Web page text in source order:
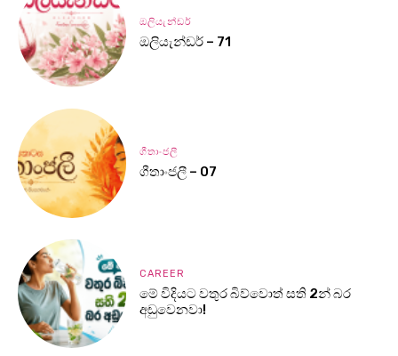
ඔලියැන්ඩර්
ඔලියැන්ඩර් – 71
ගීතාංජලී
ගීතාංජලී – 07
CAREER
මේ විදියට වතුර බිව්වොත් සති 2න් බර
අඩුවෙනවා!